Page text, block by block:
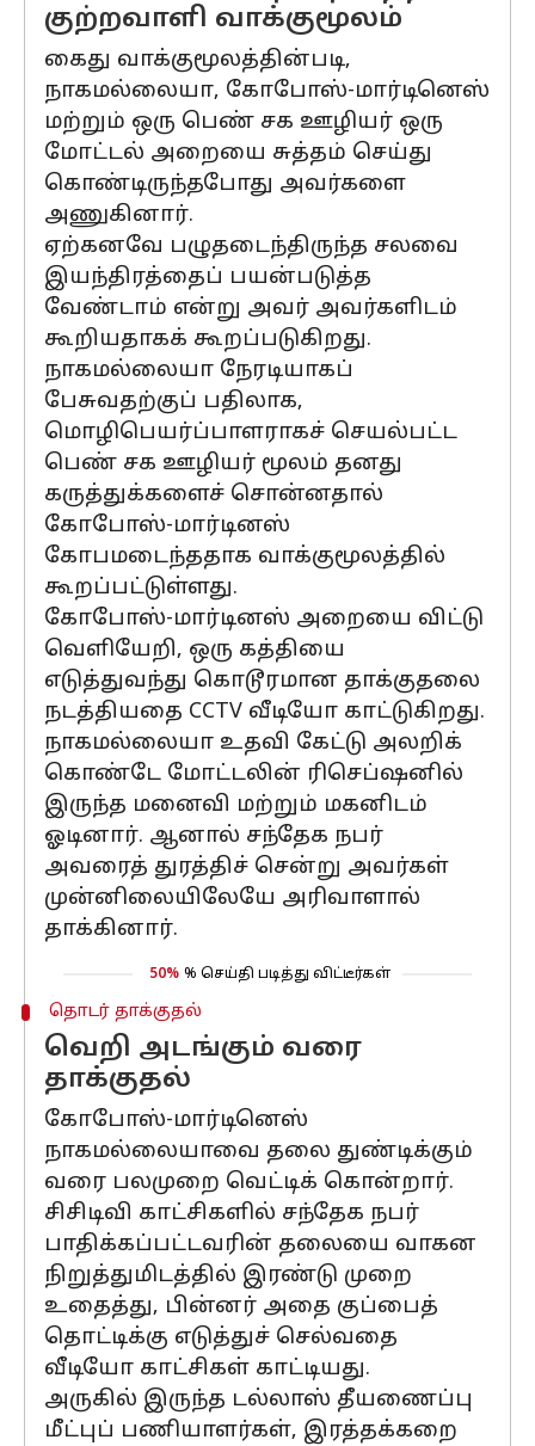
குற்றவாளி வாக்குமூலம்
கைது வாக்குமூலத்தின்படி,
நாகமல்லையா, கோபோஸ்-மார்டினெஸ்
மற்றும் ஒரு பெண் சக ஊழியர் ஒரு
மோட்டல் அறையை சுத்தம் செய்து
கொண்டிருந்தபோது அவர்களை
அணுகினார்.
ஏற்கனவே பழுதடைந்திருந்த சலவை
இயந்திரத்தைப் பயன்படுத்த
வேண்டாம் என்று அவர் அவர்களிடம்
கூறியதாகக் கூறப்படுகிறது.
நாகமல்லையா நேரடியாகப்
பேசுவதற்குப் பதிலாக,
மொழிபெயர்ப்பாளராகச் செயல்பட்ட
பெண் சக ஊழியர் மூலம் தனது
கருத்துக்களைச் சொன்னதால்
கோபோஸ்-மார்டினஸ்
கோபமடைந்ததாக வாக்குமூலத்தில்
கூறப்பட்டுள்ளது.
கோபோஸ்-மார்டினஸ் அறையை விட்டு
வெளியேறி, ஒரு கத்தியை
எடுத்துவந்து கொடூரமான தாக்குதலை
நடத்தியதை CCTV வீடியோ காட்டுகிறது.
நாகமல்லையா உதவி கேட்டு அலறிக்
கொண்டே மோட்டலின் ரிசெப்ஷனில்
இருந்த மனைவி மற்றும் மகனிடம்
ஓடினார். ஆனால் சந்தேக நபர்
அவரைத் துரத்திச் சென்று அவர்கள்
முன்னிலையிலேயே அரிவாளால்
தாக்கினார்.
50% % செய்தி படித்து விட்டீர்கள்
தொடர் தாக்குதல்
வெறி அடங்கும் வரை
தாக்குதல்
கோபோஸ்-மார்டினெஸ்
நாகமல்லையாவை தலை துண்டிக்கும்
வரை பலமுறை வெட்டிக் கொன்றார்.
சிசிடிவி காட்சிகளில் சந்தேக நபர்
பாதிக்கப்பட்டவரின் தலையை வாகன
நிறுத்துமிடத்தில் இரண்டு முறை
உதைத்து, பின்னர் அதை குப்பைத்
தொட்டிக்கு எடுத்துச் செல்வதை
வீடியோ காட்சிகள் காட்டியது.
அருகில் இருந்த டல்லாஸ் தீயணைப்பு
மீட்புப் பணியாளர்கள், இரத்தக்கறை